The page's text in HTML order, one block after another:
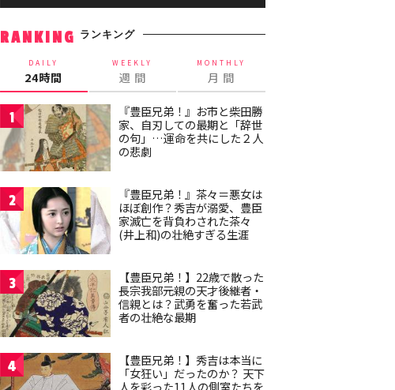
RANKING ランキング
DAILY
24時間
WEEKLY
週 間
MONTHLY
月 間
1
『豊臣兄弟！』お市と柴田勝
家、自刃しての最期と「辞世
の句」…運命を共にした２人
の悲劇
2
『豊臣兄弟！』茶々＝悪女は
ほぼ創作？秀吉が溺愛、豊臣
家滅亡を背負わされた茶々
(井上和)の壮絶すぎる生涯
3
【豊臣兄弟！】22歳で散った
長宗我部元親の天才後継者・
信親とは？武勇を奮った若武
者の壮絶な最期
4
【豊臣兄弟！】秀吉は本当に
「女狂い」だったのか？ 天下
人を彩った11人の側室たちを